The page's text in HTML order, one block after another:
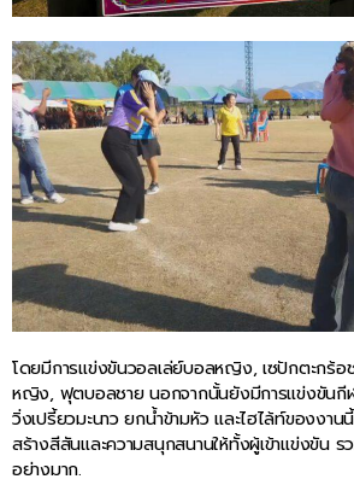
โดยมีการแข่งขันวอลเล่ย์บอลหญิง, เซปักตะกร้อ
หญิง, ฟุตบอลชาย นอกจากนั้นยังมีการแข่งขันกี
วิ่งเปรี้ยวมะนาว ยกน้ำข้ามหัว และไฮไล้ท์ของงา
สร้างสีสันและความสนุกสนานให้ทั้งผู้เข้าแข่งขัน
อย่างมาก.